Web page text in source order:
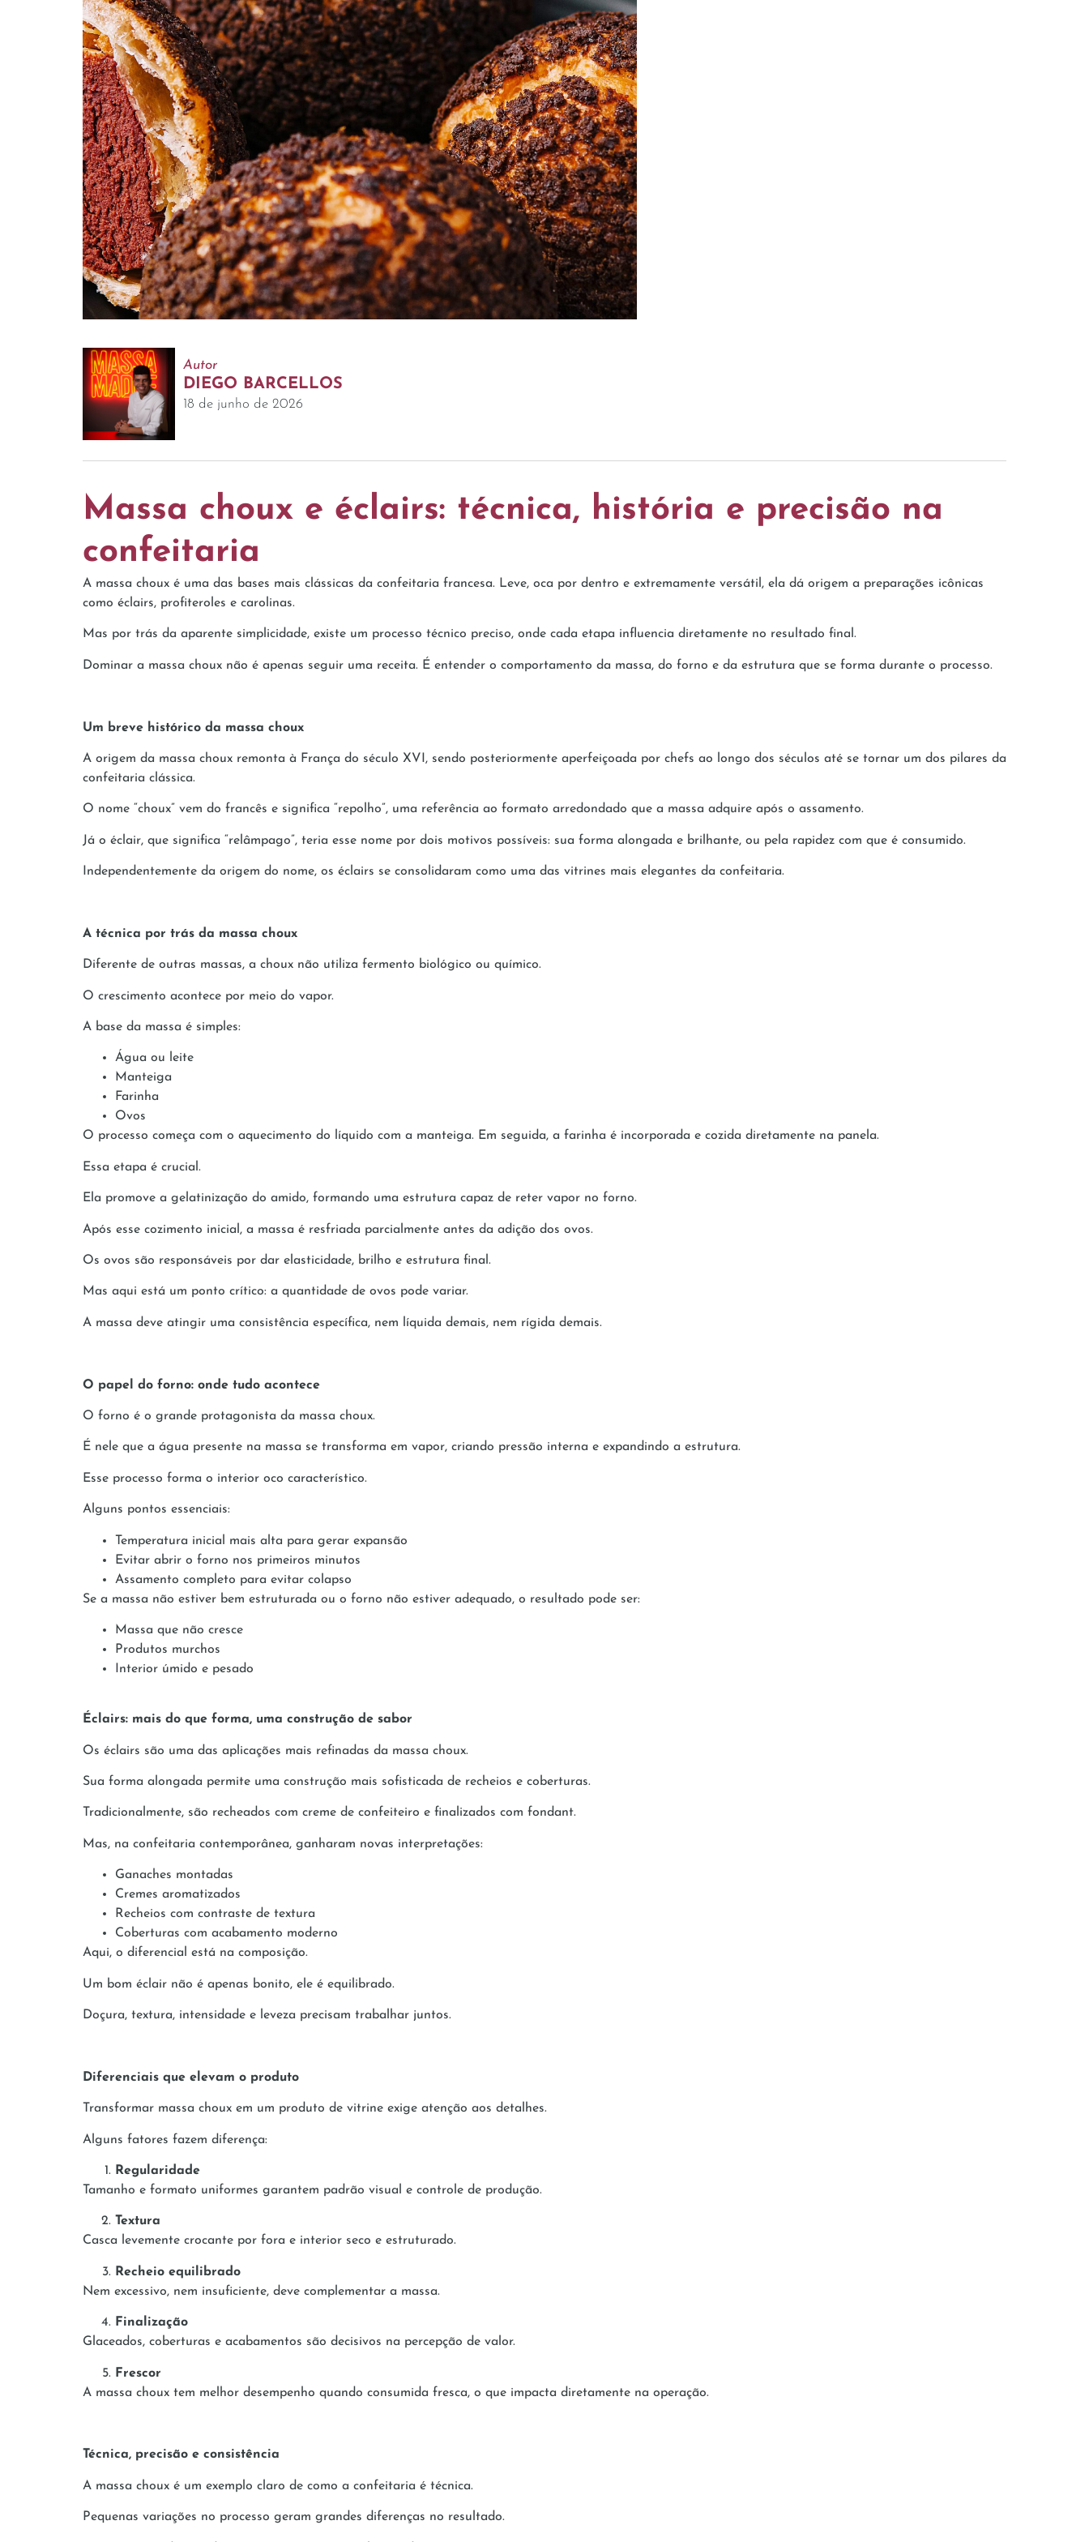
Autor
DIEGO BARCELLOS
18 de junho de 2026
Massa choux e éclairs: técnica, história e precisão na
confeitaria
A massa choux é uma das bases mais clássicas da confeitaria francesa. Leve, oca por dentro e extremamente versátil, ela dá origem a preparações icônicas
como éclairs, profiteroles e carolinas.
Mas por trás da aparente simplicidade, existe um processo técnico preciso, onde cada etapa influencia diretamente no resultado final.
Dominar a massa choux não é apenas seguir uma receita. É entender o comportamento da massa, do forno e da estrutura que se forma durante o processo.
Um breve histórico da massa choux
A origem da massa choux remonta à França do século XVI, sendo posteriormente aperfeiçoada por chefs ao longo dos séculos até se tornar um dos pilares da
confeitaria clássica.
O nome “choux” vem do francês e significa “repolho”, uma referência ao formato arredondado que a massa adquire após o assamento.
Já o éclair, que significa “relâmpago”, teria esse nome por dois motivos possíveis: sua forma alongada e brilhante, ou pela rapidez com que é consumido.
Independentemente da origem do nome, os éclairs se consolidaram como uma das vitrines mais elegantes da confeitaria.
A técnica por trás da massa choux
Diferente de outras massas, a choux não utiliza fermento biológico ou químico.
O crescimento acontece por meio do vapor.
A base da massa é simples:
Água ou leite
Manteiga
Farinha
Ovos
O processo começa com o aquecimento do líquido com a manteiga. Em seguida, a farinha é incorporada e cozida diretamente na panela.
Essa etapa é crucial.
Ela promove a gelatinização do amido, formando uma estrutura capaz de reter vapor no forno.
Após esse cozimento inicial, a massa é resfriada parcialmente antes da adição dos ovos.
Os ovos são responsáveis por dar elasticidade, brilho e estrutura final.
Mas aqui está um ponto crítico: a quantidade de ovos pode variar.
A massa deve atingir uma consistência específica, nem líquida demais, nem rígida demais.
O papel do forno: onde tudo acontece
O forno é o grande protagonista da massa choux.
É nele que a água presente na massa se transforma em vapor, criando pressão interna e expandindo a estrutura.
Esse processo forma o interior oco característico.
Alguns pontos essenciais:
Temperatura inicial mais alta para gerar expansão
Evitar abrir o forno nos primeiros minutos
Assamento completo para evitar colapso
Se a massa não estiver bem estruturada ou o forno não estiver adequado, o resultado pode ser:
Massa que não cresce
Produtos murchos
Interior úmido e pesado
Éclairs: mais do que forma, uma construção de sabor
Os éclairs são uma das aplicações mais refinadas da massa choux.
Sua forma alongada permite uma construção mais sofisticada de recheios e coberturas.
Tradicionalmente, são recheados com creme de confeiteiro e finalizados com fondant.
Mas, na confeitaria contemporânea, ganharam novas interpretações:
Ganaches montadas
Cremes aromatizados
Recheios com contraste de textura
Coberturas com acabamento moderno
Aqui, o diferencial está na composição.
Um bom éclair não é apenas bonito, ele é equilibrado.
Doçura, textura, intensidade e leveza precisam trabalhar juntos.
Diferenciais que elevam o produto
Transformar massa choux em um produto de vitrine exige atenção aos detalhes.
Alguns fatores fazem diferença:
Regularidade
Tamanho e formato uniformes garantem padrão visual e controle de produção.
Textura
Casca levemente crocante por fora e interior seco e estruturado.
Recheio equilibrado
Nem excessivo, nem insuficiente, deve complementar a massa.
Finalização
Glaceados, coberturas e acabamentos são decisivos na percepção de valor.
Frescor
A massa choux tem melhor desempenho quando consumida fresca, o que impacta diretamente na operação.
Técnica, precisão e consistência
A massa choux é um exemplo claro de como a confeitaria é técnica.
Pequenas variações no processo geram grandes diferenças no resultado.